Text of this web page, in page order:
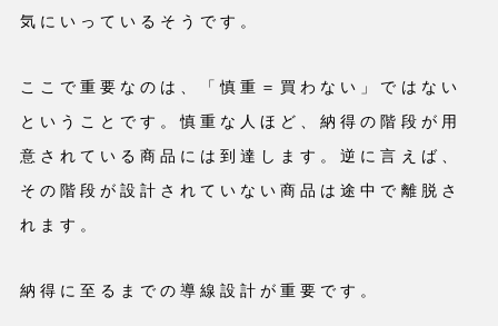
気にいっているそうです。
ここで重要なのは、「慎重＝買わない」ではない
ということです。慎重な人ほど、納得の階段が用
意されている商品には到達します。逆に言えば、
その階段が設計されていない商品は途中で離脱さ
れます。
納得に至るまでの導線設計が重要です。